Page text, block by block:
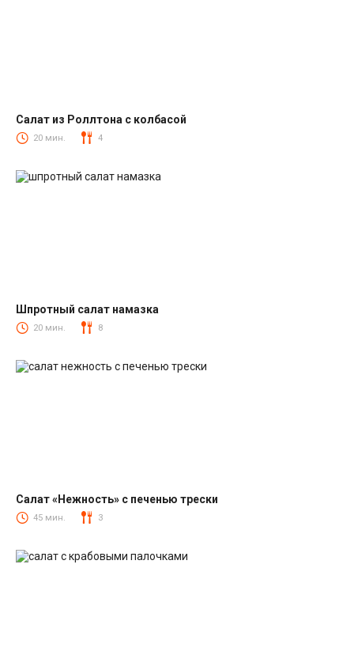
Салаты с колбасой
Салат из Роллтона с колбасой
20 мин. 4
Салаты со шпротами
Шпротный салат намазка
20 мин. 8
Салаты из печени трески
Салат «Нежность» с печенью трески
45 мин. 3